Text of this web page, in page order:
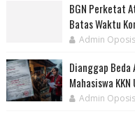
BGN Perketat
Batas Waktu
Admin
Dianggap Beda
Mahasiswa
Admin